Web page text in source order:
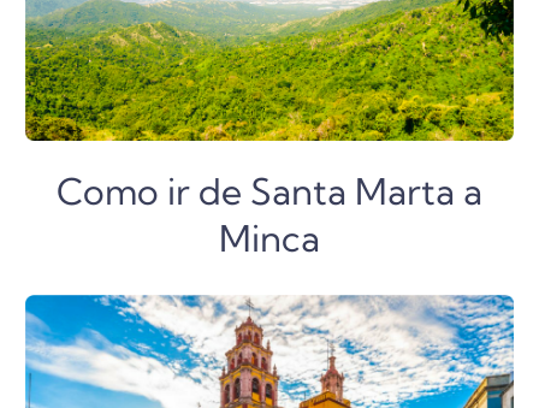
Como ir de Santa Marta a
Minca